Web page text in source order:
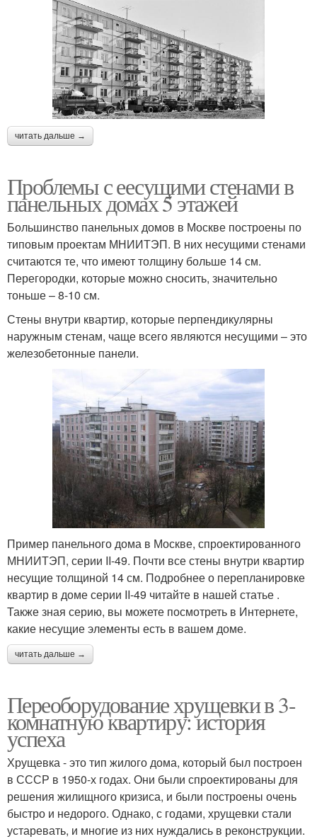
читать дальше →
Проблемы с еесущими стенами в
панельных домах 5 этажей
Большинство панельных домов в Москве построены по
типовым проектам МНИИТЭП. В них несущими стенами
считаются те, что имеют толщину больше 14 см.
Перегородки, которые можно сносить, значительно
тоньше – 8-10 см.
Стены внутри квартир, которые перпендикулярны
наружным стенам, чаще всего являются несущими – это
железобетонные панели.
Пример панельного дома в Москве, спроектированного
МНИИТЭП, серии II-49. Почти все стены внутри квартир
несущие толщиной 14 см. Подробнее о перепланировке
квартир в доме серии II-49 читайте в нашей статье .
Также зная серию, вы можете посмотреть в Интернете,
какие несущие элементы есть в вашем доме.
читать дальше →
Переоборудование хрущевки в 3-
комнатную квартиру: история
успеха
Хрущевка - это тип жилого дома, который был построен
в СССР в 1950-х годах. Они были спроектированы для
решения жилищного кризиса, и были построены очень
быстро и недорого. Однако, с годами, хрущевки стали
устаревать, и многие из них нуждались в реконструкции.